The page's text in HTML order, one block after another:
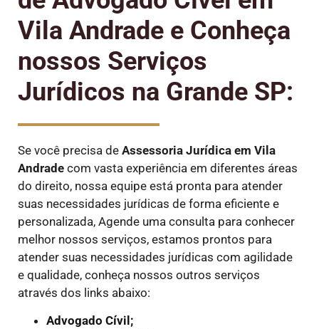
Vila Andrade e Conheça
nossos Serviços
Jurídicos na Grande SP:
Se você precisa de Assessoria Jurídica em Vila
Andrade com vasta experiência em diferentes áreas
do direito, nossa equipe está pronta para atender
suas necessidades jurídicas de forma eficiente e
personalizada, Agende uma consulta para conhecer
melhor nossos serviços, estamos prontos para
atender suas necessidades jurídicas com agilidade
e qualidade, conheça nossos outros serviços
através dos links abaixo:
Advogado Cívil;